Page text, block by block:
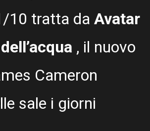
10 tratta da Avatar
, il nuovo
Cameron
sale i giorni